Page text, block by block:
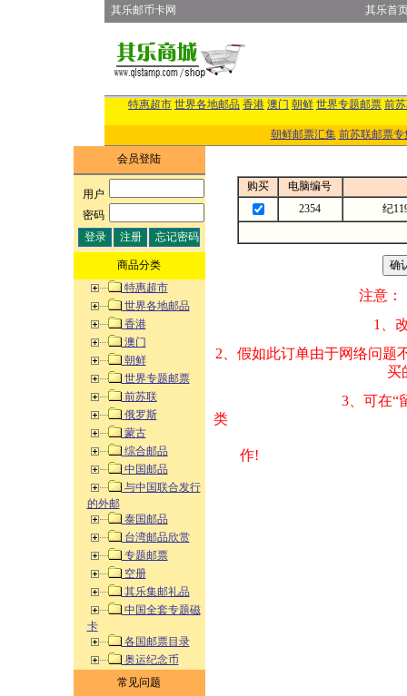
其乐邮币卡网 其乐首
特惠超市 世界各地邮品 香港 澳门 朝鲜 世界专题邮票 前
朝鲜邮票汇集 前苏联邮票专
会员登陆
用户:
密码:
商品分类
特惠超市
世界各地邮品
香港
澳门
朝鲜
世界专题邮票
前苏联
俄罗斯
蒙古
综合邮品
中国邮品
与中国联合发行
的外邮
泰国邮品
台湾邮品欣赏
专题邮票
空册
其乐集邮礼品
中国全套专题磁
卡
各国邮票目录
奥运纪念币
常见问题
购买
电脑编号
2354
纪
注意：
1、改变商品数量
2、假如此订单由
买的邮品的“
3、可在“
类 方式告之
作!